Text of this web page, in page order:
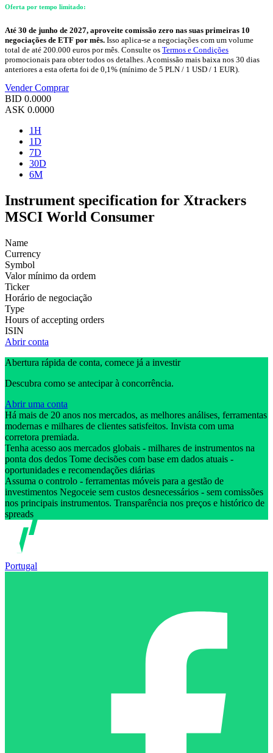
Oferta por tempo limitado:
Até 30 de junho de 2027, aproveite comissão zero nas suas primeiras 10
negociações de ETF por mês. Isso aplica-se a negociações com um volume
total de até 200.000 euros por mês. Consulte os Termos e Condições
promocionais para obter todos os detalhes. A comissão mais baixa nos 30 dias
anteriores a esta oferta foi de 0,1% (mínimo de 5 PLN / 1 USD / 1 EUR).
VenderComprar
BID 0.0000
ASK 0.0000
1H
1D
7D
30D
6M
Instrument specification for Xtrackers
MSCI World Consumer
Name
Currency
Symbol
Valor mínimo da ordem
Ticker
Horário de negociação
Type
Hours of accepting orders
ISIN
Abrir conta
Abertura rápida de conta, comece já a investir
Descubra como se antecipar à concorrência.
Abrir uma conta
Há mais de 20 anos nos mercados, as melhores análises, ferramentas
modernas e milhares de clientes satisfeitos. Invista com uma
corretora premiada.
Tenha acesso aos mercados globais - milhares de instrumentos na
ponta dos dedos Tome decisões com base em dados atuais -
oportunidades e recomendações diárias
Assuma o controlo - ferramentas móveis para a gestão de
investimentos Negoceie sem custos desnecessários - sem comissões
nos principais instrumentos. Transparência nos preços e histórico de
spreads
Portugal